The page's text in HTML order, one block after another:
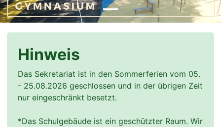
Hinweis
Das Sekretariat ist in den Sommerferien vom 05.
- 25.08.2026 geschlossen und in der übrigen Zeit
nur eingeschränkt besetzt.
*Das Schulgebäude ist ein geschützter Raum. Wir